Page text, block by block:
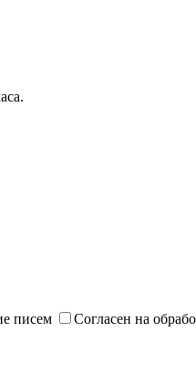
писем Согласен на